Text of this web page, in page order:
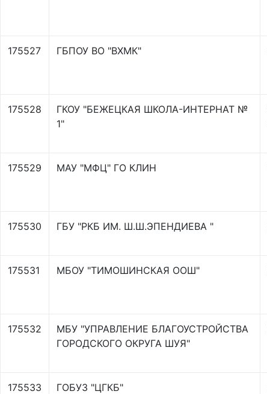
175527 ГБПОУ ВО "ВХМК"
175528
ГКОУ "БЕЖЕЦКАЯ ШКОЛА-ИНТЕРНАТ №
1"
175529 МАУ "МФЦ" ГО КЛИН
175530 ГБУ "РКБ ИМ. Ш.Ш.ЭПЕНДИЕВА "
175531 МБОУ "ТИМОШИНСКАЯ ООШ"
175532
МБУ "УПРАВЛЕНИЕ БЛАГОУСТРОЙСТВА
ГОРОДСКОГО ОКРУГА ШУЯ"
175533 ГОБУЗ "ЦГКБ"